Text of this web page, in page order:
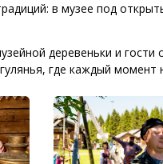
в музее под
деревеньки и
где каждый